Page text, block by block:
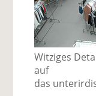
Witziges
auf
das